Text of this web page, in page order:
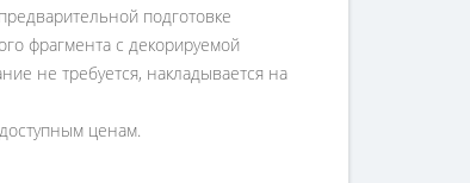
подготовке
фрагмента с декорируемой
не требуется, накладывается на
ценам.